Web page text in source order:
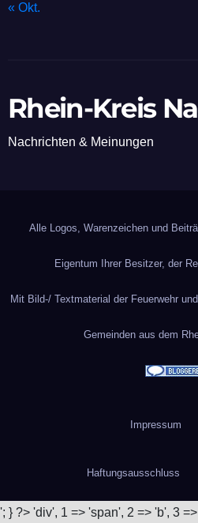
« Okt.
Rhein-Kreis
Nachrichten & Meinungen
Alle Logos, Warenzeichen und
Eigentum Ihrer Besitzer, der
Mit Bild-/ Textmaterial der Feuerwehr
Gemeinden aus dem
Impressum
Haftungsausschluss
'; } ?> 'div', 1 => 'span', 2 => 'b', 3